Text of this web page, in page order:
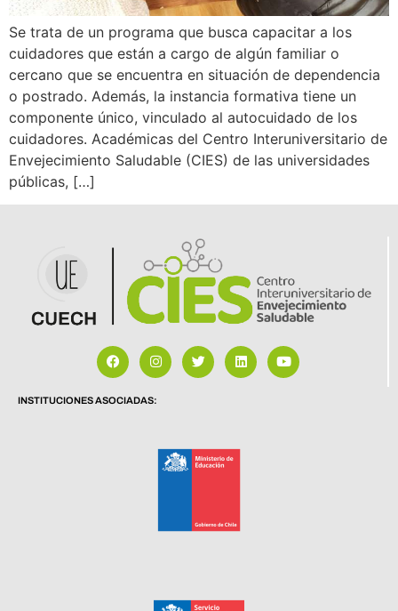
Se trata de un programa que busca capacitar a los
cuidadores que están a cargo de algún familiar o
cercano que se encuentra en situación de dependencia
o postrado. Además, la instancia formativa tiene un
componente único, vinculado al autocuidado de los
cuidadores. Académicas del Centro Interuniversitario de
Envejecimiento Saludable (CIES) de las universidades
públicas, […]
INSTITUCIONES ASOCIADAS: